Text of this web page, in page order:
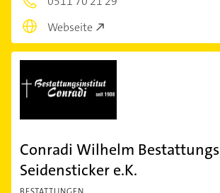
Webseite
Conradi Wilhelm
Seidensticker e.K.